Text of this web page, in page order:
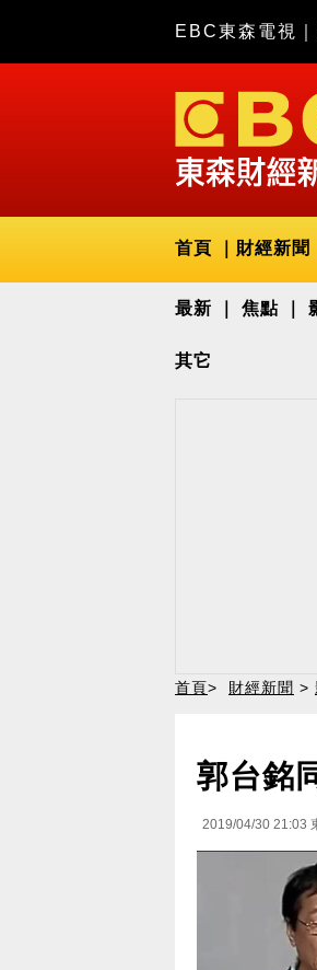
EBC東森電視
首頁 財經新聞
最新 焦點
其它
首頁> 財經新聞 >
郭台銘
2019/04/30 21:03